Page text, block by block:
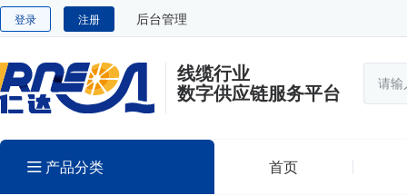
登录 注册 后台管理
线缆行业
数字供应链服务平台
产品分类 首页